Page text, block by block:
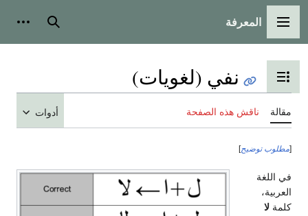
القائمة الرئيسية
المعرفة بحث
تبديل عرض جدول المحتويات
نفي (لغويات)
مقالة ناقش هذه الصفحة أدوات
[مطلوب توضيح]
في اللغة
العربية،
كلمة لا